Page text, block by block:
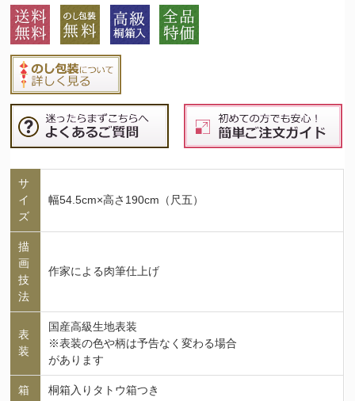
サ
イ
ズ
幅54.5cm×高さ190cm（尺五）
描
画
技
法
作家による肉筆仕上げ
表
装
国産高級生地表装
※表装の色や柄は予告なく変わる場合
があります
箱 桐箱入りタトウ箱つき